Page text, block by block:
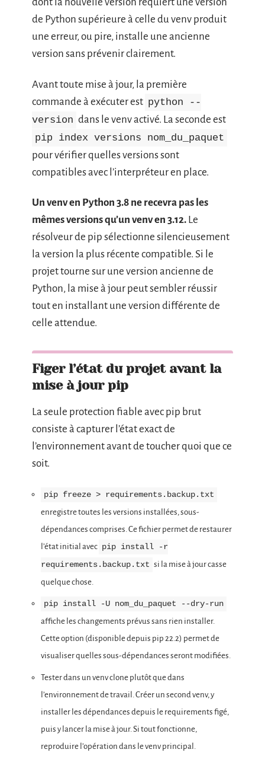
de Python supérieure à celle du venv produit
une erreur, ou pire, installe une ancienne
version sans prévenir clairement.
Avant toute mise à jour, la première
commande à exécuter est python --
version dans le venv activé. La seconde est
pip index versions nom_du_paquet
pour vérifier quelles versions sont
compatibles avec l’interpréteur en place.
Un venv en Python 3.8 ne recevra pas les
mêmes versions qu’un venv en 3.12. Le
résolveur de pip sélectionne silencieusement
la version la plus récente compatible. Si le
projet tourne sur une version ancienne de
Python, la mise à jour peut sembler réussir
tout en installant une version différente de
celle attendue.
Figer l’état du projet avant la
mise à jour pip
La seule protection fiable avec pip brut
consiste à capturer l’état exact de
l’environnement avant de toucher quoi que ce
soit.
pip freeze > requirements.backup.txt
enregistre toutes les versions installées, sous-
dépendances comprises. Ce fichier permet de restaurer
l’état initial avec pip install -r
requirements.backup.txt si la mise à jour casse
quelque chose.
pip install -U nom_du_paquet --dry-run
affiche les changements prévus sans rien installer.
Cette option (disponible depuis pip 22.2) permet de
visualiser quelles sous-dépendances seront modifiées.
Tester dans un venv clone plutôt que dans
l’environnement de travail. Créer un second venv, y
installer les dépendances depuis le requirements figé,
puis y lancer la mise à jour. Si tout fonctionne,
reproduire l’opération dans le venv principal.